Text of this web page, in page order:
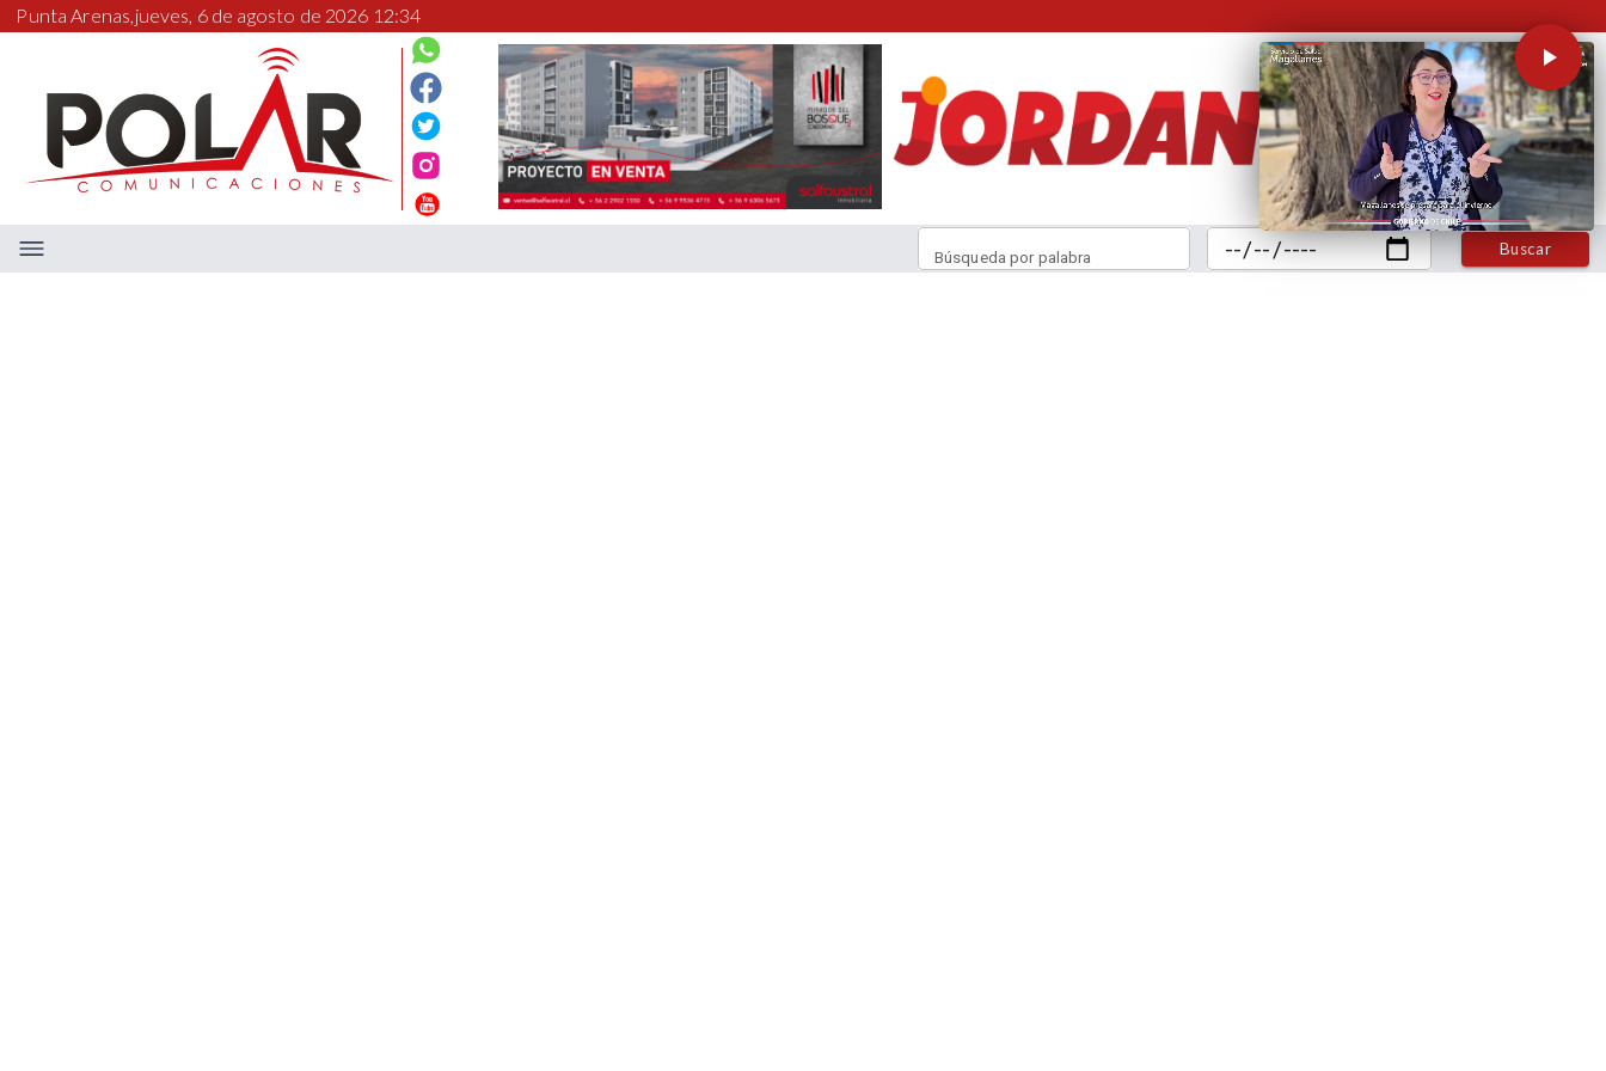
Punta Arenas,jueves, 6 de agosto de 2026 12:34
Buscar
Búsqueda por palabra